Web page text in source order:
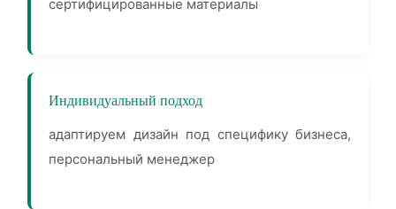
сертифицированные материалы
Индивидуальный подход
адаптируем дизайн под специфику бизнеса,
персональный менеджер